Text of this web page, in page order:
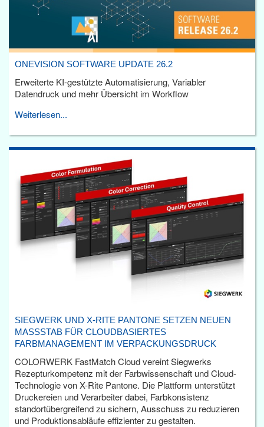
ONEVISION SOFTWARE UPDATE 26.2
Erweiterte KI-gestützte Automatisierung, Variabler
Datendruck und mehr Übersicht im Workflow
Weiterlesen...
SIEGWERK UND X-RITE PANTONE SETZEN NEUEN
MASSSTAB FÜR CLOUDBASIERTES F
ARBMANAGEMENT IM VERPACKUNGSDRUCK
COLORWERK FastMatch Cloud vereint Siegwerks
Rezepturkompetenz mit der Farbwissenschaft und Cloud-
Technologie von X-Rite Pantone. Die Plattform unterstützt
Druckereien und Verarbeiter dabei, Farbkonsistenz
standortübergreifend zu sichern, Ausschuss zu reduzieren
und Produktionsabläufe effizienter zu gestalten.